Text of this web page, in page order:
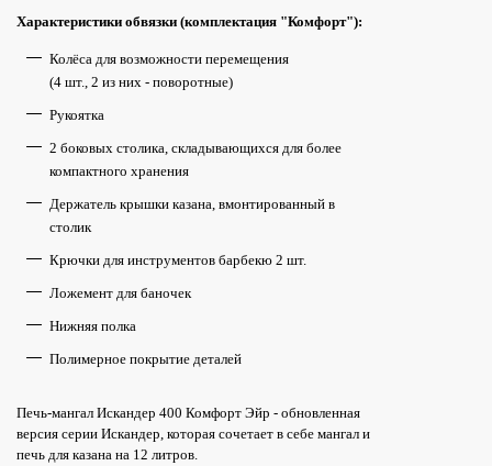
Характеристики обвязки (комплектация "Комфорт"):
Колёса для возможности перемещения
(4 шт., 2 из них - поворотные)
Рукоятка
2 боковых столика, складывающихся для более
компактного хранения
Держатель крышки казана, вмонтированный в
столик
Крючки для инструментов барбекю 2 шт.
Ложемент для баночек
Нижняя полка
Полимерное покрытие деталей
Печь-мангал Искандер 400 Комфорт Эйр - обновленная
версия серии Искандер, которая сочетает в себе мангал и
печь для казана на 12 литров.